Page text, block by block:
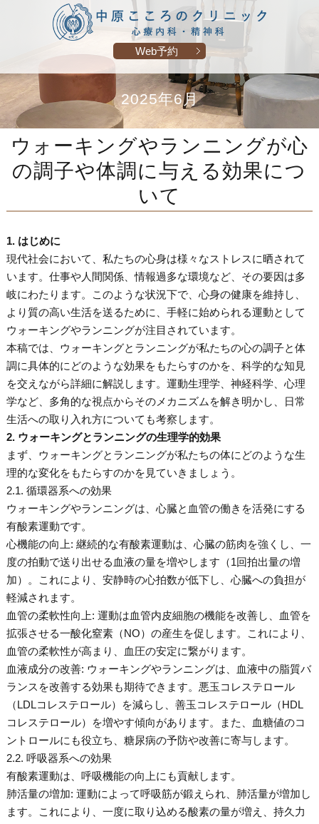
Web予約
2025年6月
ウォーキングやランニングが心
の調子や体調に与える効果につ
いて
1. はじめに
現代社会において、私たちの心身は様々なストレスに晒されて
います。仕事や人間関係、情報過多な環境など、その要因は多
岐にわたります。このような状況下で、心身の健康を維持し、
より質の高い生活を送るために、手軽に始められる運動として
ウォーキングやランニングが注目されています。
本稿では、ウォーキングとランニングが私たちの心の調子と体
調に具体的にどのような効果をもたらすのかを、科学的な知見
を交えながら詳細に解説します。運動生理学、神経科学、心理
学など、多角的な視点からそのメカニズムを解き明かし、日常
生活への取り入れ方についても考察します。
2. ウォーキングとランニングの生理学的効果
まず、ウォーキングとランニングが私たちの体にどのような生
理的な変化をもたらすのかを見ていきましょう。
2.1. 循環器系への効果
ウォーキングやランニングは、心臓と血管の働きを活発にする
有酸素運動です。
心機能の向上: 継続的な有酸素運動は、心臓の筋肉を強くし、一
度の拍動で送り出せる血液の量を増やします（1回拍出量の増
加）。これにより、安静時の心拍数が低下し、心臓への負担が
軽減されます。
血管の柔軟性向上: 運動は血管内皮細胞の機能を改善し、血管を
拡張させる一酸化窒素（NO）の産生を促します。これにより、
血管の柔軟性が高まり、血圧の安定に繋がります。
血液成分の改善: ウォーキングやランニングは、血液中の脂質バ
ランスを改善する効果も期待できます。悪玉コレステロール
（LDLコレステロール）を減らし、善玉コレステロール（HDL
コレステロール）を増やす傾向があります。また、血糖値のコ
ントロールにも役立ち、糖尿病の予防や改善に寄与します。
2.2. 呼吸器系への効果
有酸素運動は、呼吸機能の向上にも貢献します。
肺活量の増加: 運動によって呼吸筋が鍛えられ、肺活量が増加し
ます。これにより、一度に取り込める酸素の量が増え、持久力